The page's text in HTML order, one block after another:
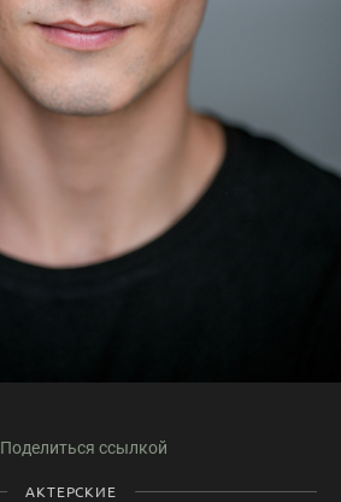
Поделиться ссылкой
АКТЕРСКИЕ